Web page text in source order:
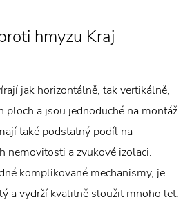
hmyzu Kraj
jak horizontálně, tak vertikálně,
ploch a jsou jednoduché na montáž
také podstatný podíl na
nemovitosti a zvukové izolaci.
komplikované mechanismy, je
a vydrží kvalitně sloužit mnoho let.